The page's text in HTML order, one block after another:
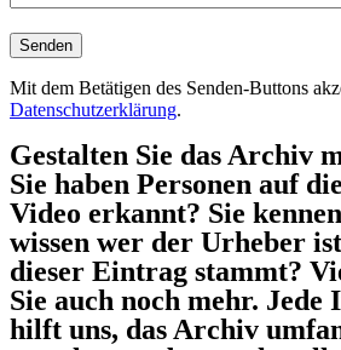
Mit dem Betätigen des Senden-Buttons
Datenschutzerklärung.
Gestalten Sie das Archiv
Sie haben Personen auf
Video erkannt? Sie
wissen wer der Urheber
dieser Eintrag stammt?
Sie auch noch mehr.
hilft uns, das Archiv